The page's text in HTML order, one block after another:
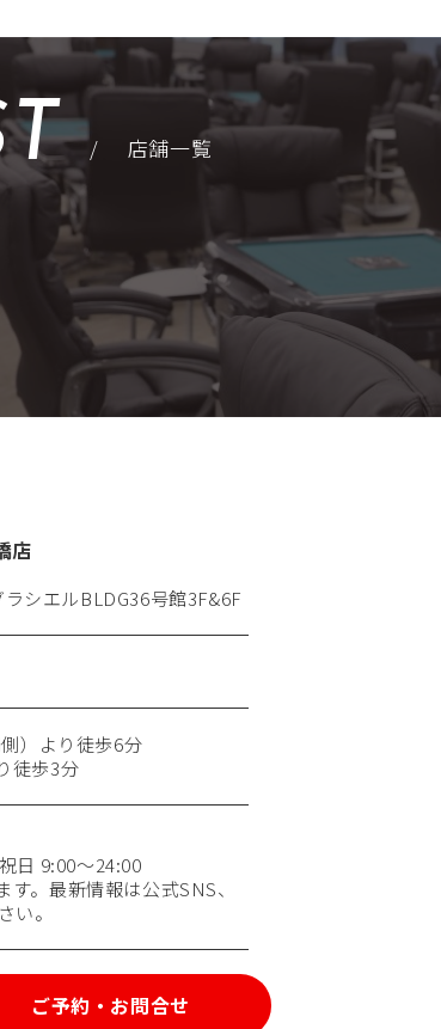
/ 店舗一覧
店
シエルBLDG36号館3F&6F
）より徒歩6分
徒歩3分
9:00～24:00
。最新情報は公式SNS、
い。
ご予約・お問合せ